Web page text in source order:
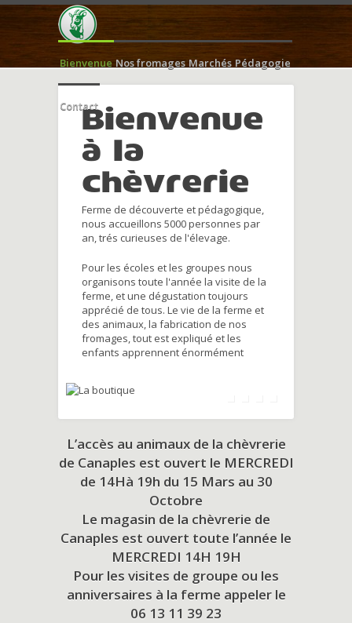
Bienvenue Nos fromages Marchés Pédagogie
ContactBienvenue
à la
chèvrerie
Ferme de découverte et pédagogique,
nous accueillons 5000 personnes par
an, trés curieuses de l'élevage.
Pour les écoles et les groupes nous
organisons toute l'année la visite de la
ferme, et une dégustation toujours
apprécié de tous. Le vie de la ferme et
des animaux, la fabrication de nos
fromages, tout est expliqué et les
enfants apprennent énormément
L’accès au animaux de la chèvrerie
de Canaples est ouvert le MERCREDI
de 14Hà 19h du 15 Mars au 30
Octobre
Le magasin de la chèvrerie de
Canaples est ouvert toute l’année le
MERCREDI 14H 19H
Pour les visites de groupe ou les
anniversaires à la ferme appeler le
06 13 11 39 23